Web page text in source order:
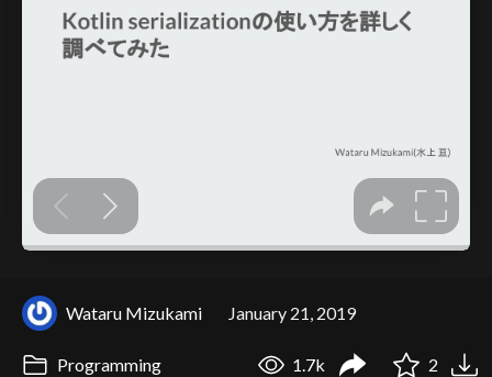
Wataru Mizukami January 21, 2019
Programming 1.7k 2